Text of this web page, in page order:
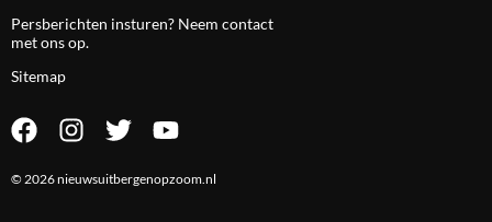
Persberichten insturen? Neem contact
met ons op.
Sitemap
© 2026 nieuwsuitbergenopzoom.nl